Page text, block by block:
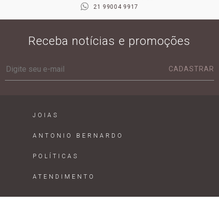
21 99004 9917
Receba notícias e promoções
CADASTRAR
JOIAS
ANTONIO BERNARDO
POLÍTICAS
ATENDIMENTO